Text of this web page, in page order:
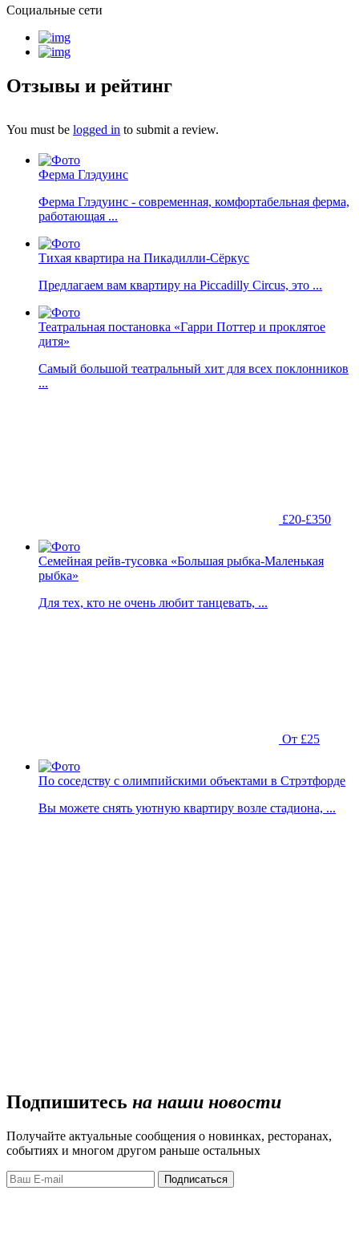
Социальные сети
Отзывы и рейтинг
You must be logged in to submit a review.
Ферма Глэдуинс
Ферма Глэдуинс - современная, комфортабельная ферма,
работающая ...
Тихая квартира на Пикадилли-Сёркус
Предлагаем вам квартиру на Piccadilly Circus, это ...
Театральная постановка «Гарри Поттер и проклятое
дитя»
Самый большой театральный хит для всех поклонников
...
£20-£350
Семейная рейв-тусовка «Большая рыбка-Маленькая
рыбка»
Для тех, кто не очень любит танцевать, ...
От £25
По соседству с олимпийскими объектами в Стрэтфорде
Вы можете снять уютную квартиру возле стадиона, ...
Подпишитесь на наши новости
Получайте актуальные сообщения о новинках, ресторанах,
событиях и многом другом раньше остальных
Подписаться